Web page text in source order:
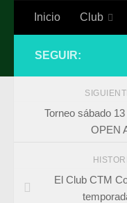
Saltar al contenido
Inicio Club
SEGUIR:
Torneo sábado
OPEN
El Club CTM